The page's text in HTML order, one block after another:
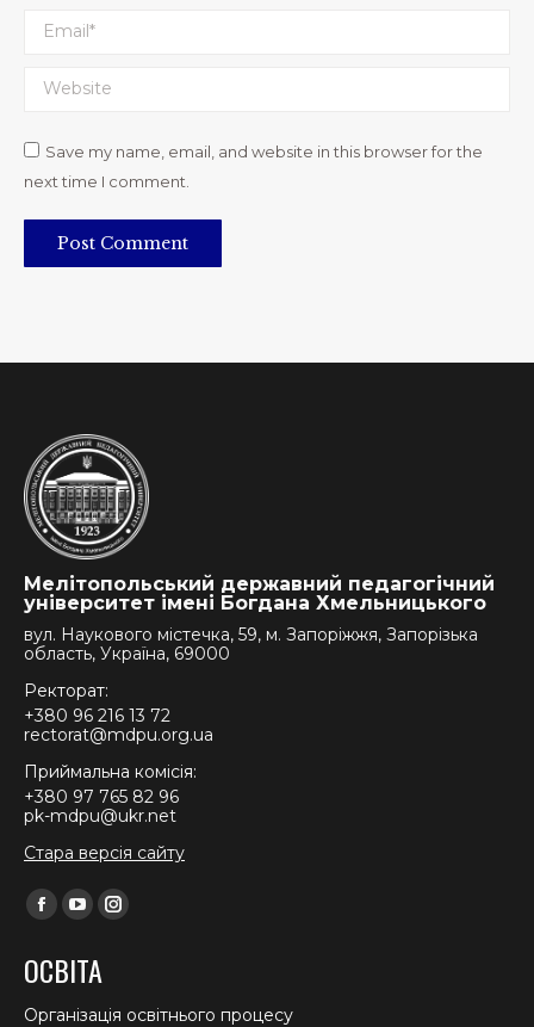
Email *
Website
Save my name, email, and website in this browser for the
next time I comment.
Post Comment
Мелітопольський державний педагогічний
університет імені Богдана Хмельницького
вул. Наукового містечка, 59, м. Запоріжжя, Запорізька
область, Україна, 69000
Ректорат:
+380 96 216 13 72
rectorat@mdpu.org.ua
Приймальна комісія:
+380 97 765 82 96
pk-mdpu@ukr.net
Стара версія сайту
Find us on:
Facebook
opens
in
YouTube
opens
in
Instagram
in
ОСВІТА
Організація освітнього процесу